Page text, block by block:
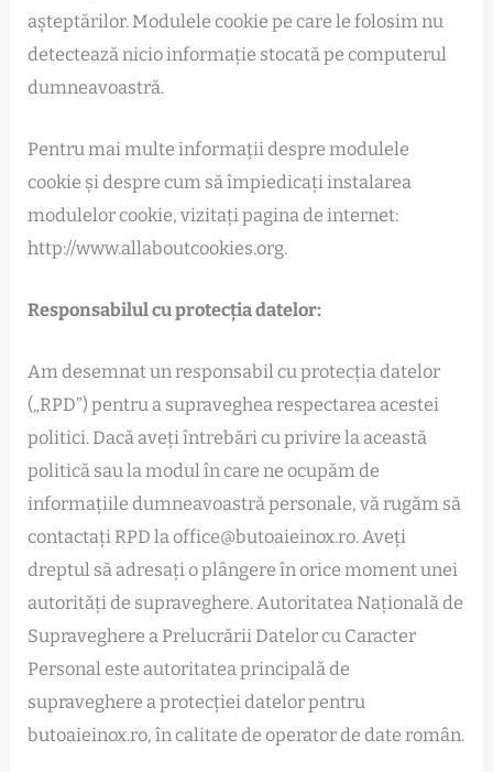
așteptărilor. Modulele cookie pe care le folosim nu
detectează nicio informație stocată pe computerul
dumneavoastră.
Pentru mai multe informații despre modulele
cookie și despre cum să împiedicați instalarea
modulelor cookie, vizitați pagina de internet:
http://www.allaboutcookies.org.
Responsabilul cu protecția datelor:
Am desemnat un responsabil cu protecția datelor
(„RPD”) pentru a supraveghea respectarea acestei
politici. Dacă aveți întrebări cu privire la această
politică sau la modul în care ne ocupăm de
informațiile dumneavoastră personale, vă rugăm să
contactați RPD la office@butoaieinox.ro. Aveți
dreptul să adresați o plângere în orice moment unei
autorități de supraveghere. Autoritatea Naţională de
Supraveghere a Prelucrării Datelor cu Caracter
Personal este autoritatea principală de
supraveghere a protecției datelor pentru
butoaieinox.ro, în calitate de operator de date român.